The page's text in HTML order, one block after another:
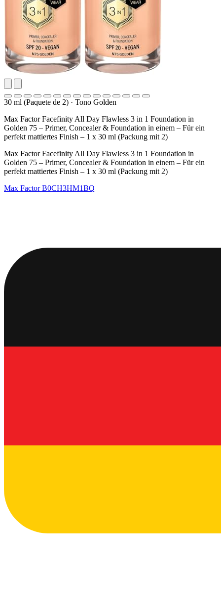
30 ml (Paquete de 2) · Tono Golden
Max Factor Facefinity All Day Flawless 3 in 1 Foundation in
Golden 75 – Primer, Concealer & Foundation in einem – Für ein
perfekt mattiertes Finish – 1 x 30 ml (Packung mit 2)
Max Factor Facefinity All Day Flawless 3 in 1 Foundation in
Golden 75 – Primer, Concealer & Foundation in einem – Für ein
perfekt mattiertes Finish – 1 x 30 ml (Packung mit 2)
Max FactorB0CH3HM1BQ